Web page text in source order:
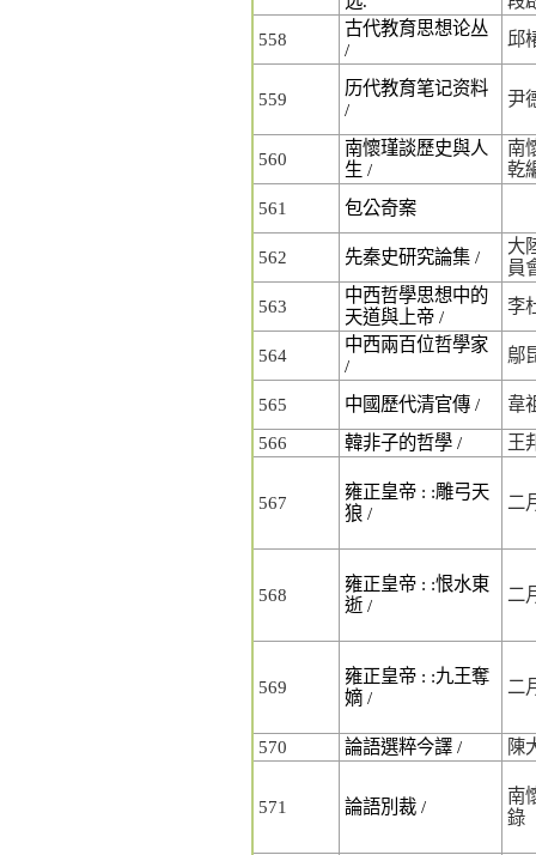
558
古代教育思想论丛
/
邱
559
历代教育笔记资料
/
尹
560
南懷瑾談歷史與人
生 /
南
乾
561
包公奇案
562 先秦史研究論集 /
大
員
563
中西哲學思想中的
天道與上帝 /
李
564
中西兩百位哲學家
/
鄔
565 中國歷代清官傳 /
韋
566
韓非子的哲學 / 王
567
雍正皇帝 : :雕弓天
狼 /
二
568
雍正皇帝 : :恨水東
逝 /
二
569
雍正皇帝 : :九王奪
嫡 /
二
570 論語選粹今譯 / 陳
571 論語別裁 /
南
錄